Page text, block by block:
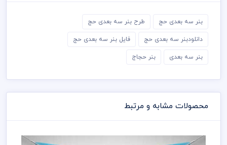
بنر سه بعدی حج طرح بنر سه بعدی حج
دانلودبنر سه بعدی حج فایل بنر سه بعدی حج
بنر سه بعدی بنر حجاج
محصولات مشابه و مرتبط